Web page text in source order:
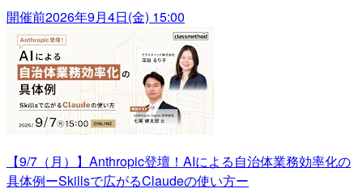
開催前2026年9月4日(金) 15:00
【9/7（月）】Anthropic登壇！AIによる自治体業務効率化の
具体例ーSkillsで広がるClaudeの使い方ー